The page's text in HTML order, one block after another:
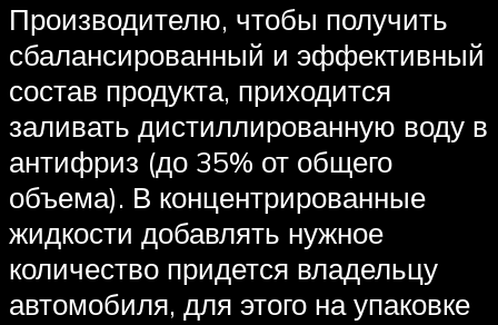
Производителю, чтобы получить
сбалансированный и эффективный
состав продукта, приходится
заливать дистиллированную воду в
антифриз (до 35% от общего
объема). В концентрированные
жидкости добавлять нужное
количество придется владельцу
автомобиля, для этого на упаковке